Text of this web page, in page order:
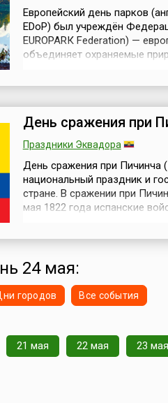
Европейский день парков
EDoP) был учреждён
EUROPARК Federation) —
объединяет охраняемые
мая 1909 года в Европе бы...
День сражения при
Праздники Эквадора
День сражения при
национальный праздник и
стране. В сражении при
мая 1822 года испанские
Симона Боливара. К ег...
24 мая:
городов Все события
21 мая 22 мая 23 мая